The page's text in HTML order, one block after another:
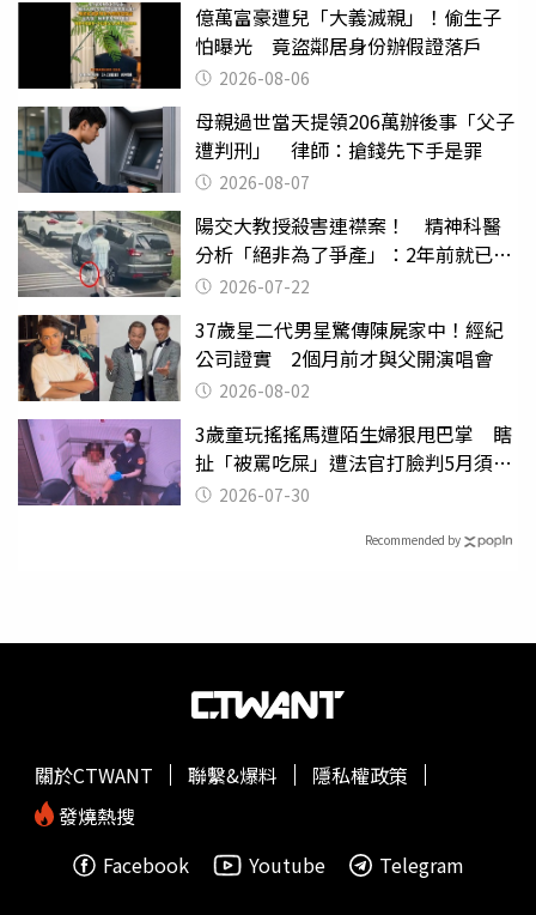
億萬富豪遭兒「大義滅親」！偷生子
怕曝光 竟盜鄰居身份辦假證落戶
2026-08-06
母親過世當天提領206萬辦後事「父子
遭判刑」 律師：搶錢先下手是罪
2026-08-07
陽交大教授殺害連襟案！ 精神科醫
分析「絕非為了爭產」：2年前就已言
行詭異
2026-07-22
37歲星二代男星驚傳陳屍家中！經紀
公司證實 2個月前才與父開演唱會
2026-08-02
3歲童玩搖搖馬遭陌生婦狠甩巴掌 瞎
扯「被罵吃屎」遭法官打臉判5月須入
監 2026-07-30
Recommended by
關於CTWANT 聯繫&爆料
隱私權政策
發燒熱搜
Facebook
Youtube Telegram